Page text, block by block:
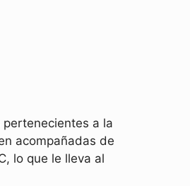
a la
acompañadas de
lo que le lleva al